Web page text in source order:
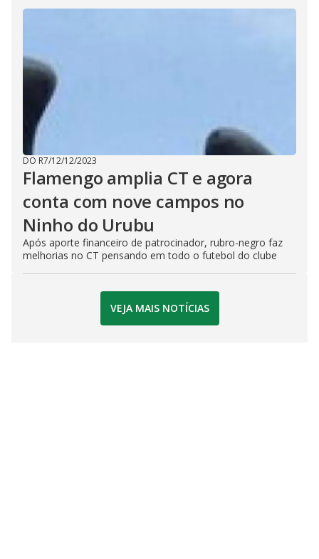
DO R7/12/12/2023
Flamengo amplia CT e agora
conta com nove campos no
Ninho do Urubu
Após aporte financeiro de patrocinador, rubro-negro faz
melhorias no CT pensando em todo o futebol do clube
VEJA MAIS NOTÍCIAS